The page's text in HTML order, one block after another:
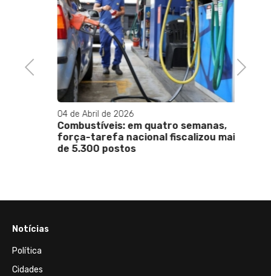
Previous
04 de Abril de 2026
Combustíveis: em quatro semanas,
força-tarefa nacional fiscalizou mais
de 5.300 postos
Next
Notícias
Política
Cidades